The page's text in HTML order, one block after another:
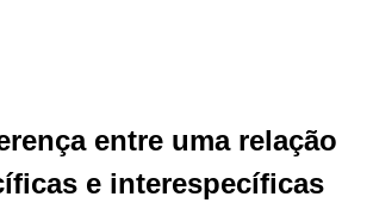
entre uma relação
e interespecíficas